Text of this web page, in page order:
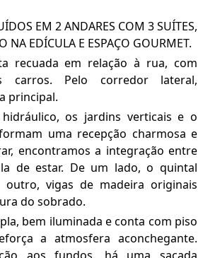
EM 2 ANDARES COM 3 SUÍTES,
NA EDÍCULA E ESPAÇO GOURMET.
recuada em relação à rua, com
carros. Pelo corredor lateral,
principal.
os jardins verticais e o
uma recepção charmosa e
encontramos a integração entre
de estar. De um lado, o quintal
vigas de madeira originais
do sobrado.
bem iluminada e conta com piso
a atmosfera aconchegante.